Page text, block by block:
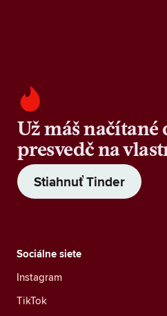
Už máš načítané
presvedč na
Stiahnuť Tinder
Sociálne siete
Instagram
TikTok